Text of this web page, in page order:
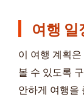
여행 일
이 여행 계획
볼 수 있도록
안하게 여행을